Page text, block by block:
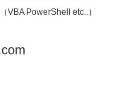
VBA PowerShell etc..）